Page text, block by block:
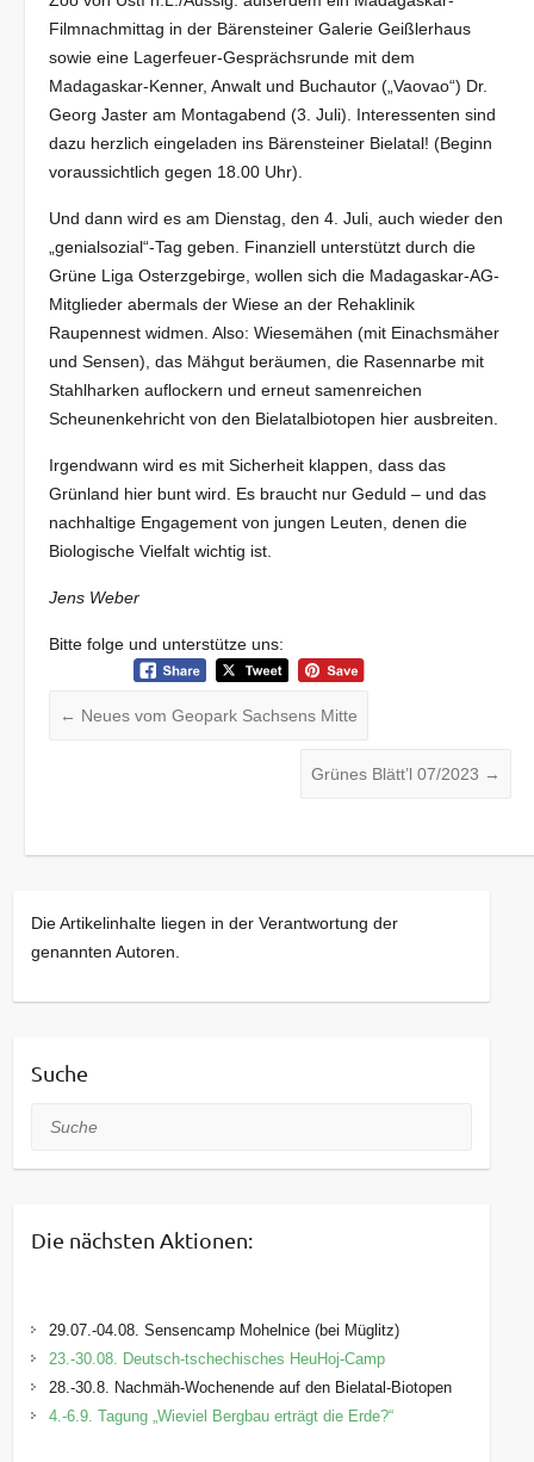
Filmnachmittag in der Bärensteiner Galerie Geißlerhaus
sowie eine Lagerfeuer-Gesprächsrunde mit dem
Madagaskar-Kenner, Anwalt und Buchautor („Vaovao“) Dr.
Georg Jaster am Montagabend (3. Juli). Interessenten sind
dazu herzlich eingeladen ins Bärensteiner Bielatal! (Beginn
voraussichtlich gegen 18.00 Uhr).
Und dann wird es am Dienstag, den 4. Juli, auch wieder den
„genialsozial“-Tag geben. Finanziell unterstützt durch die
Grüne Liga Osterzgebirge, wollen sich die Madagaskar-AG-
Mitglieder abermals der Wiese an der Rehaklinik
Raupennest widmen. Also: Wiesemähen (mit Einachsmäher
und Sensen), das Mähgut beräumen, die Rasennarbe mit
Stahlharken auflockern und erneut samenreichen
Scheunenkehricht von den Bielatalbiotopen hier ausbreiten.
Irgendwann wird es mit Sicherheit klappen, dass das
Grünland hier bunt wird. Es braucht nur Geduld – und das
nachhaltige Engagement von jungen Leuten, denen die
Biologische Vielfalt wichtig ist.
Jens Weber
Bitte folge und unterstütze uns:
← Neues vom Geopark Sachsens Mitte
Grünes Blätt’l 07/2023 →
Die Artikelinhalte liegen in der Verantwortung der
genannten Autoren.
Suche
Suche
Die nächsten Aktionen:
29.07.-04.08. Sensencamp Mohelnice (bei Müglitz)
23.-30.08. Deutsch-tschechisches HeuHoj-Camp
28.-30.8. Nachmäh-Wochenende auf den Bielatal-Biotopen
4.-6.9. Tagung „Wieviel Bergbau erträgt die Erde?“